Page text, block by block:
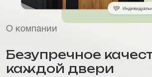
О компании
Безупречное
каждой двери